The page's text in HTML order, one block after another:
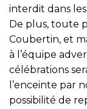
interdit dans
De plus, toute
Coubertin, et
à l’équipe
célébrations
l’enceinte par
possibilité de